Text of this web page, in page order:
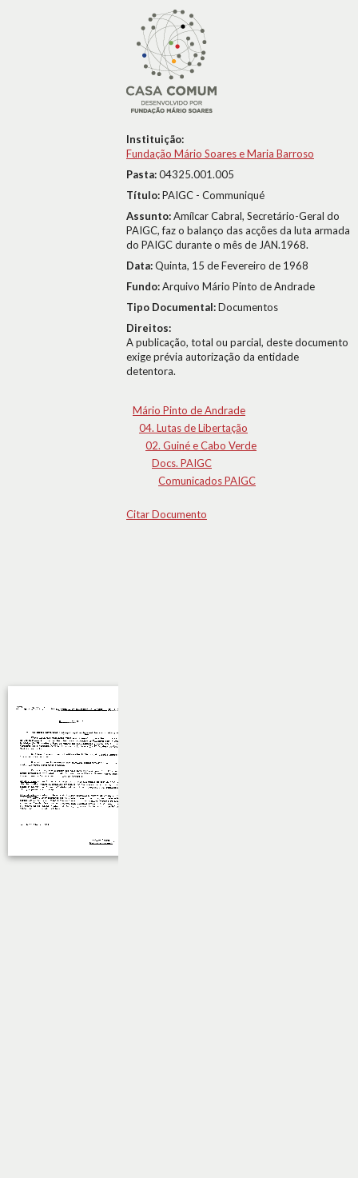
Instituição:
Fundação Mário Soares e Maria Barroso
Pasta:04325.001.005
Título:PAIGC - Communiqué
Assunto:Amílcar Cabral, Secretário-Geral do
PAIGC, faz o balanço das acções da luta armada
do PAIGC durante o mês de JAN.1968.
Data:Quinta, 15 de Fevereiro de 1968
Fundo:Arquivo Mário Pinto de Andrade
Tipo Documental:Documentos
Direitos:
A publicação, total ou parcial, deste documento
exige prévia autorização da entidade
detentora.
Mário Pinto de Andrade
04. Lutas de Libertação
02. Guiné e Cabo Verde
Docs. PAIGC
Comunicados PAIGC
Citar Documento